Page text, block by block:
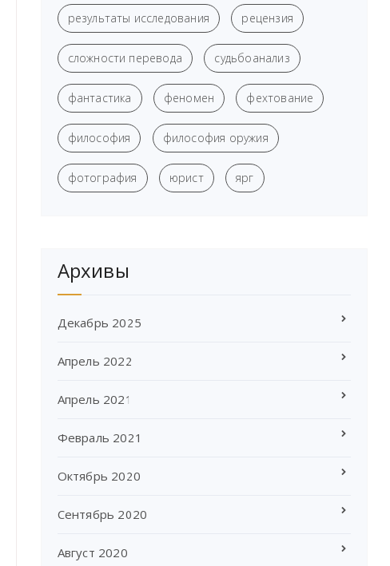
результаты исследования рецензия
сложности перевода судьбоанализ
фантастика феномен фехтование
философия философия оружия
фотография юрист ярг
Архивы
Декабрь 2025
Апрель 2022
Апрель 2021
Февраль 2021
Октябрь 2020
Сентябрь 2020
Август 2020